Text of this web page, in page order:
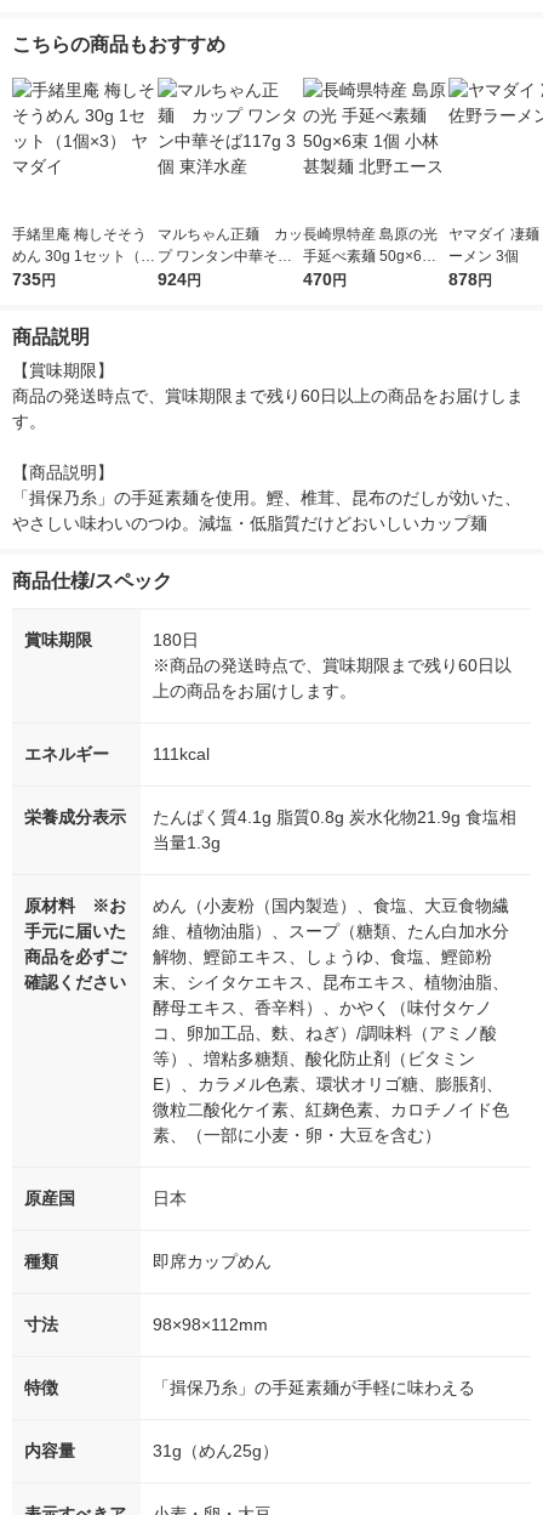
個×6）
こちらの商品もおすすめ
手緒里庵 梅しそそう
めん 30g 1セット（1
個×3） ヤマダイ
735円
マルちゃん正麺 カッ
プ ワンタン中華そば1
17g 3個 東洋水産
924円
長崎県特産 島原の光
手延べ素麺 50g×6束 1
個 小林甚製麺 北野エ
470円
ヤマダイ 凄
ーメン 3個
878円
商品説明
【賞味期限】
商品の発送時点で、賞味期限まで残り60日以上の商品をお届けしま
す。
【商品説明】
「揖保乃糸」の手延素麺を使用。鰹、椎茸、昆布のだしが効いた、
やさしい味わいのつゆ。減塩・低脂質だけどおいしいカップ麺
商品仕様/スペック
賞味期限
180日
※商品の発送時点で、賞味期限まで残り60日以
上の商品をお届けします。
エネルギー 111kcal
栄養成分表示
たんぱく質4.1g 脂質0.8g 炭水化物21.9g 食塩相
当量1.3g
原材料 ※お
手元に届いた
商品を必ずご
確認ください
めん（小麦粉（国内製造）、食塩、大豆食物繊
維、植物油脂）、スープ（糖類、たん白加水分
解物、鰹節エキス、しょうゆ、食塩、鰹節粉
末、シイタケエキス、昆布エキス、植物油脂、
酵母エキス、香辛料）、かやく（味付タケノ
コ、卵加工品、麩、ねぎ）/調味料（アミノ酸
等）、増粘多糖類、酸化防止剤（ビタミン
E）、カラメル色素、環状オリゴ糖、膨脹剤、
微粒二酸化ケイ素、紅麹色素、カロチノイド色
素、（一部に小麦・卵・大豆を含む）
原産国 日本
種類 即席カップめん
寸法 98×98×112mm
特徴 「揖保乃糸」の手延素麺が手軽に味わえる
内容量 31g（めん25g）